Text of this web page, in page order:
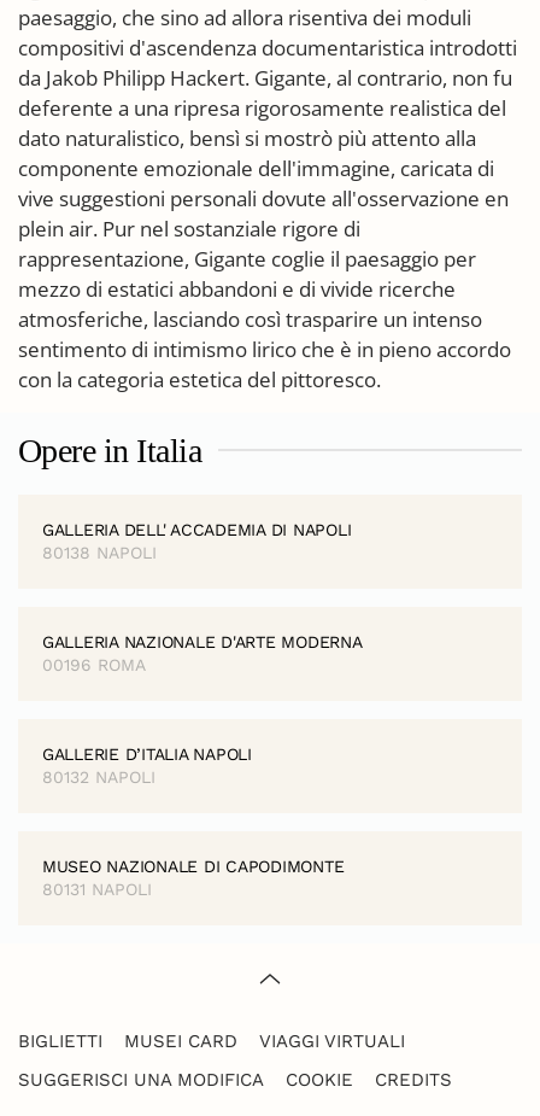
paesaggio, che sino ad allora risentiva dei moduli
compositivi d'ascendenza documentaristica introdotti
da Jakob Philipp Hackert. Gigante, al contrario, non fu
deferente a una ripresa rigorosamente realistica del
dato naturalistico, bensì si mostrò più attento alla
componente emozionale dell'immagine, caricata di
vive suggestioni personali dovute all'osservazione en
plein air. Pur nel sostanziale rigore di
rappresentazione, Gigante coglie il paesaggio per
mezzo di estatici abbandoni e di vivide ricerche
atmosferiche, lasciando così trasparire un intenso
sentimento di intimismo lirico che è in pieno accordo
con la categoria estetica del pittoresco.
Opere in Italia
GALLERIA DELL' ACCADEMIA DI NAPOLI
80138 NAPOLI
GALLERIA NAZIONALE D'ARTE MODERNA
00196 ROMA
GALLERIE D’ITALIA NAPOLI
80132 NAPOLI
MUSEO NAZIONALE DI CAPODIMONTE
80131 NAPOLI
BIGLIETTI MUSEI CARD
VIAGGI VIRTUALI
SUGGERISCI UNA MODIFICA
COOKIE CREDITS